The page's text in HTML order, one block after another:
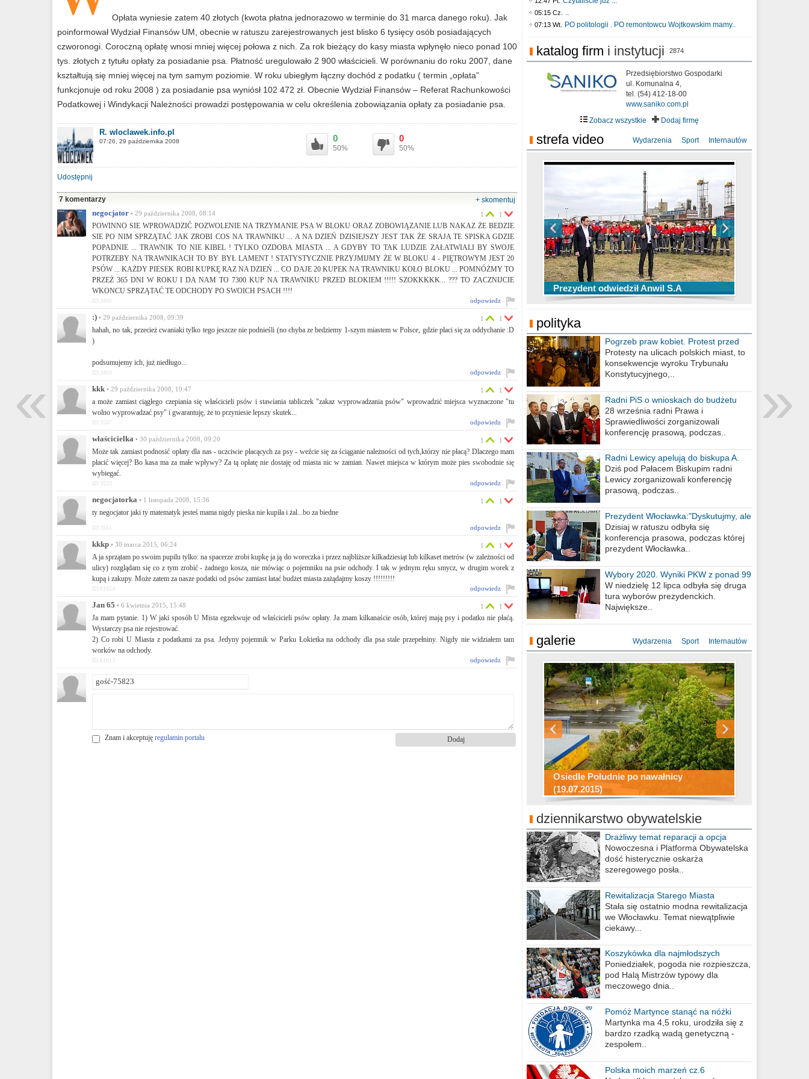
Opłata wyniesie zatem 40 złotych (kwota płatna jednorazowo w terminie do 31 marca danego roku). Jak
poinformował Wydział Finansów UM, obecnie w ratuszu zarejestrowanych jest blisko 6 tysięcy osób posiadających
czworonogi. Coroczną opłatę wnosi mniej więcej połowa z nich. Za rok bieżący do kasy miasta wpłynęło nieco ponad 100
tys. złotych z tytułu opłaty za posiadanie psa. Płatność uregulowało 2 900 właścicieli. W porównaniu do roku 2007, dane
kształtują się mniej więcej na tym samym poziomie. W roku ubiegłym łączny dochód z podatku ( termin „opłata”
funkcjonuje od roku 2008 ) za posiadanie psa wyniósł 102 472 zł. Obecnie Wydział Finansów – Referat Rachunkowości
Podatkowej i Windykacji Należności prowadzi postępowania w celu określenia zobowiązania opłaty za posiadanie psa.
R. wloclawek.info.pl
07:26, 29 października 2008 0
50%
0
50%
Udostępnij
7 komentarzy
+ skomentuj
negocjator • 29 października 2008, 08:14
POWINNO SIE WPROWADZIĆ POZWOLENIE NA TRZYMANIE PSA W BLOKU ORAZ ZOBOWIĄZANIE LUB NAKAZ ŻE BEDZIE
SIE PO NIM SPRZĄTAĆ JAK ZROBI COS NA TRAWNIKU ... A NA DZIEŃ DZISIEJSZY JEST TAK ŻE SRAJA TE SPISKA GDZIE
POPADNIE ... TRAWNIK TO NIE KIBEL ! TYLKO OZDOBA MIASTA ... A GDYBY TO TAK LUDZIE ZAŁATWIALI BY SWOJE
POTRZEBY NA TRAWNIKACH TO BY BYŁ LAMENT ! STATYSTYCZNIE PRZYJMIJMY ŻE W BLOKU 4 - PIĘTROWYM JEST 20
PSÓW ... KAŻDY PIESEK ROBI KUPKĘ RAZ NA DZIEŃ ... CO DAJE 20 KUPEK NA TRAWNIKU KOŁO BLOKU ... POMNÓŻMY TO
PRZEŻ 365 DNI W ROKU I DA NAM TO 7300 KUP NA TRAWNIKU PRZED BLOKIEM !!!!! SZOKKKKK... ??? TO ZACZNIJCIE
WKONCU SPRZĄTAĆ TE ODCHODY PO SWOICH PSACH !!!!
1 1
odpowiedz
ID:3490
:) • 29 października 2008, 09:39
hahah, no tak, przecież cwaniaki tylko tego jeszcze nie podnieśli (no chyba ze bedziemy 1-szym miastem w Polsce, gdzie płaci się za oddychanie :D
)
podsumujemy ich, już niedługo...
1 1
odpowiedz
ID:3493
kkk • 29 października 2008, 19:47
a może zamiast ciągłego czepiania się właścicieli psów i stawiania tabliczek "zakaz wyprowadzania psów" wprowadzić miejsca wyznaczone "tu
wolno wyprowadzać psy" i gwarantuję, że to przyniesie lepszy skutek...
1 1
odpowiedz
ID:3507
właścicielka • 30 października 2008, 09:20
Może tak zamiast podnosić opłaty dla nas - uczciwie płacących za psy - weźcie się za ściąganie należności od tych,którzy nie płacą? Dlaczego mam
płacić więcej? Bo kasa ma za małe wpływy? Za tą opłatę nie dostaję od miasta nic w zamian. Nawet miejsca w którym może pies swobodnie się
wybiegać.
1 1
odpowiedz
ID:3523
negocjatorka • 1 listopada 2008, 15:36
ty negocjator jaki ty matematyk jesteś mama nigdy pieska nie kupiła i żal...bo za biedne
1 1
odpowiedz
ID:3561
kkkp • 30 marca 2015, 06:24
A ja sprzątam po swoim pupilu tylko: na spacerze zrobi kupkę ja ją do woreczka i przez najbliższe kilkadziesiąt lub kilkaset metrów (w zależności od
ulicy) rozglądam się co z tym zrobić - żadnego kosza, nie mówiąc o pojemniku na psie odchody. I tak w jednym ręku smycz, w drugim worek z
kupą i zakupy. Może zatem za nasze podatki od psów zamiast łatać budżet miasta zażądajmy koszy !!!!!!!!!
1 1
odpowiedz
ID:61654
Jan 65 • 6 kwietnia 2015, 15:48
Ja mam pytanie. 1) W jaki sposób U Mista egzekwuje od właścicieli psów opłaty. Ja znam kilkanaście osób, której mają psy i podatku nie płaćą.
Wystarczy psa nie rejestrować.
2) Co robi U Miasta z podatkami za psa. Jedyny pojemnik w Parku Łokietka na odchody dla psa stale przepełniny. Nigdy nie widziałem tam
worków na odchody.
1 1
odpowiedz
ID:61813
Znam i akceptuję regulamin portalu
05:15 Cz. ..
07:13 Wt. PO politologii . PO remontowcu Wojtkowskim mamy..
katalog firm i instytucji 2874
Przedsiębiorstwo Gospodarki
ul. Komunalna 4,
tel. (54) 412-18-00
www.saniko.com.pl
Zobacz wszystkie
Dodaj firmę
strefa video Wydarzenia Sport Internautów
Prezydent odwiedził Anwil S.A
TOP 10 przechwytów Anwilu Włocławek
w EBL w sezonie 2019/2020
TOP 5 rzutów Anwilu Włocławek w BCL
w sezonie 2019/2020
Ni To Ponk - W oczach mamy strach
sixf33t .Last Year DRONE FOOTAGE
Włocławek
XXIII Sesja Rady Miasta Włocławek VIII
kadencji w dniu 09.06.2020 r.
polityka
Pogrzeb praw kobiet. Protest przed
biurem poselskim PiS
Protesty na ulicach polskich miast, to
konsekwencje wyroku Trybunału
Konstytucyjnego,..
Radni PiS o wnioskach do budżetu
miasta na 2021 rok
28 września radni Prawa i
Sprawiedliwości zorganizowali
konferencję prasową, podczas..
Radni Lewicy apelują do biskupa A.
Wiesława Meringa
Dziś pod Pałacem Biskupim radni
Lewicy zorganizowali konferencję
prasową, podczas..
Prezydent Włocławka:"Dyskutujmy, ale
nie obrażajmy się”
Dzisiaj w ratuszu odbyła się
konferencja prasowa, podczas której
prezydent Włocławka..
Wybory 2020. Wyniki PKW z ponad 99
procent obwodów
W niedzielę 12 lipca odbyła się druga
tura wyborów prezydenckich.
Największe..
galerie Wydarzenia Sport Internautów
Osiedle Południe po nawałnicy
(19.07.2015)
Wizytówka Włocławka
polowanie wigilijne 2014
Miasto kładzie się do snu .
Konkurs fotograficzny "Co to za
miejsca"
Ścieżka rowerowa w naszym mieście
dziennikarstwo obywatelskie
Drażliwy temat reparacji a opcja
berlińska
Nowoczesna i Platforma Obywatelska
dość histerycznie oskarża
szeregowego posła..
Rewitalizacja Starego Miasta
Stała się ostatnio modna rewitalizacja
we Włocławku. Temat niewątpliwie
ciekawy...
Koszykówka dla najmłodszych
Poniedziałek, pogoda nie rozpieszcza,
pod Halą Mistrzów typowy dla
meczowego dnia..
Pomóż Martynce stanąć na nóżki
Martynka ma 4,5 roku, urodziła się z
bardzo rzadką wadą genetyczną -
zespołem..
Polska moich marzeń cz.6
»
«